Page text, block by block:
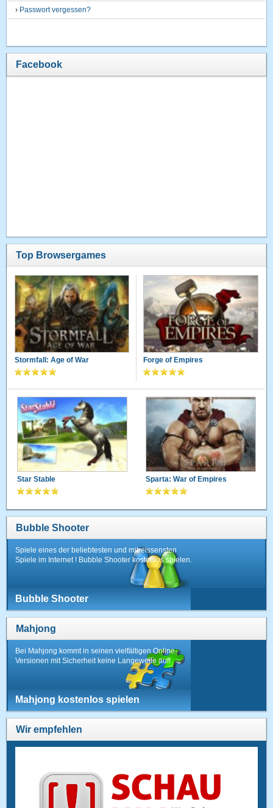
› Passwort vergessen?
Facebook
Top Browsergames
Stormfall: Age of War Forge of Empires
Star Stable Sparta: War of Empires
Bubble Shooter
Spiele eines der beliebtesten und mitreissensten
Spiele im Internet ! Bubble Shooter kostenlos spielen.
Bubble Shooter
Mahjong
Bei Mahjong kommt in seinen vielfältigen Online-
Versionen mit Sicherheit keine Langeweile auf!
Mahjong kostenlos spielen
Wir empfehlen